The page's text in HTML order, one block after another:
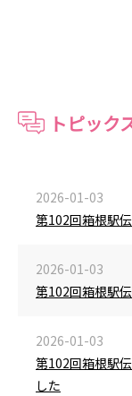
トピック
2026-01-03
第102回箱根駅
2026-01-03
第102回箱根駅
2026-01-03
第102回箱根駅
した